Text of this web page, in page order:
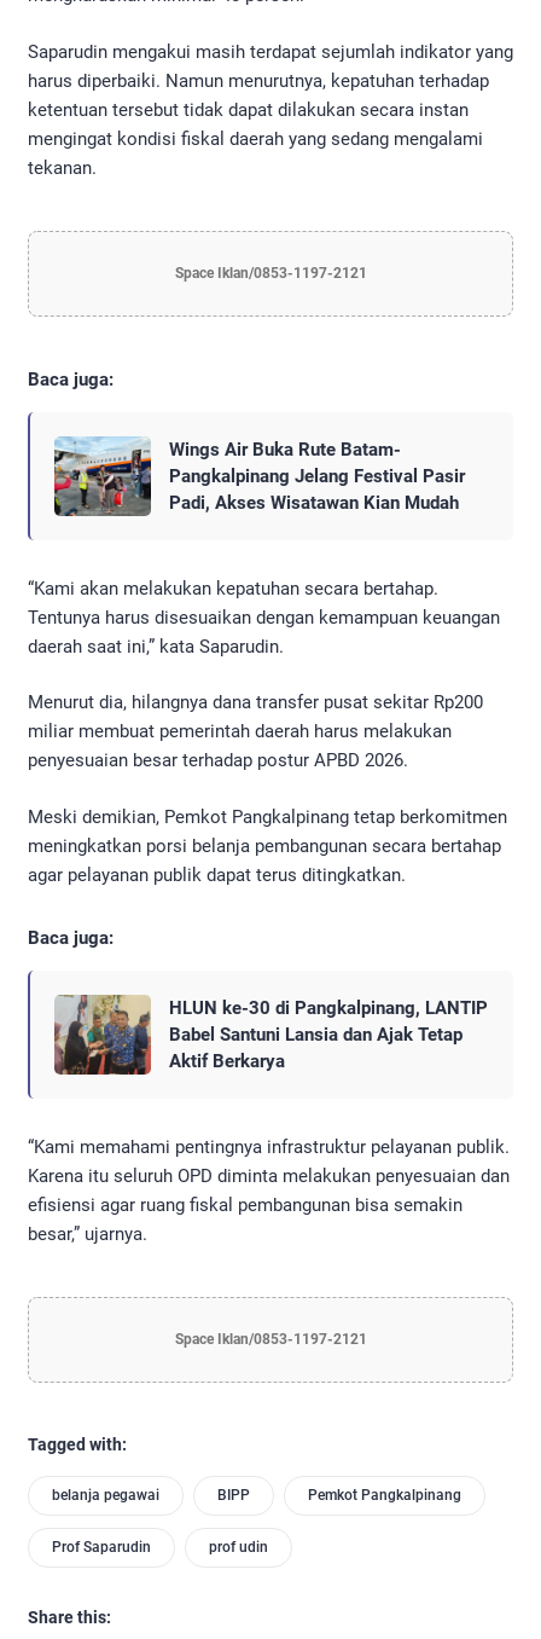
Saparudin mengakui masih terdapat sejumlah indikator yang
harus diperbaiki. Namun menurutnya, kepatuhan terhadap
ketentuan tersebut tidak dapat dilakukan secara instan
mengingat kondisi fiskal daerah yang sedang mengalami
tekanan.
Space Iklan/0853-1197-2121
Baca juga:
Wings Air Buka Rute Batam-
Pangkalpinang Jelang Festival Pasir
Padi, Akses Wisatawan Kian Mudah
“Kami akan melakukan kepatuhan secara bertahap.
Tentunya harus disesuaikan dengan kemampuan keuangan
daerah saat ini,” kata Saparudin.
Menurut dia, hilangnya dana transfer pusat sekitar Rp200
miliar membuat pemerintah daerah harus melakukan
penyesuaian besar terhadap postur APBD 2026.
Meski demikian, Pemkot Pangkalpinang tetap berkomitmen
meningkatkan porsi belanja pembangunan secara bertahap
agar pelayanan publik dapat terus ditingkatkan.
Baca juga:
HLUN ke-30 di Pangkalpinang, LANTIP
Babel Santuni Lansia dan Ajak Tetap
Aktif Berkarya
“Kami memahami pentingnya infrastruktur pelayanan publik.
Karena itu seluruh OPD diminta melakukan penyesuaian dan
efisiensi agar ruang fiskal pembangunan bisa semakin
besar,” ujarnya.
Space Iklan/0853-1197-2121
Tagged with:
belanja pegawai BIPP Pemkot Pangkalpinang
Prof Saparudin prof udin
Share this: